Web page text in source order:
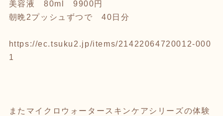
美容液 80ml 9900円
朝晩2プッシュずつで 40日分
https://ec.tsuku2.jp/items/21422064720012-000
1
またマイクロウォータースキンケアシリーズの体験